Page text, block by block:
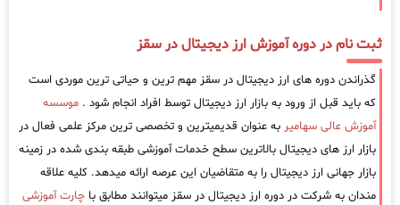
ثبت نام در دوره آموزش ارز دیجیتال در سقز
گذراندن دوره های ارز دیجیتال در سقز مهم ترین و حیاتی ترین موردی است
که باید قبل از ورود به بازار ارز دیجیتال توسط افراد انجام شود . موسسه
آموزش عالی سهامیر به عنوان قدیمیترین و تخصصی ترین مرکز علمی فعال در
بازار ارز های دیجیتال بالاترین سطح خدمات آموزشی طبقه بندی شده در زمینه
بازار جهانی ارز دیجیتال را به متقاضیان این عرصه ارائه میدهد. کلیه علاقه
مندان به شرکت در دوره ارز دیجیتال در سقز میتوانند مطابق با چارت آموزشی